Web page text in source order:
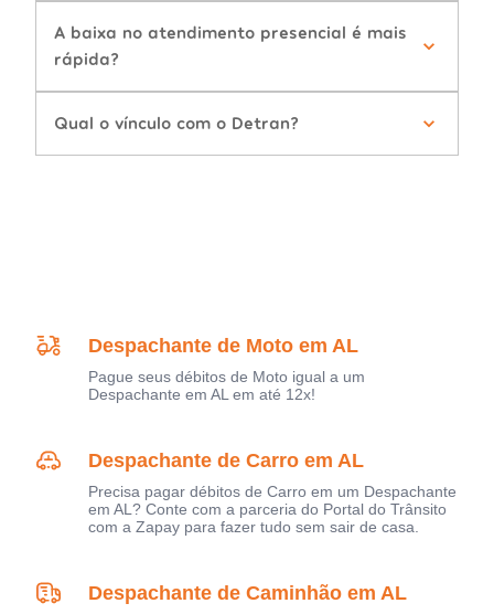
A baixa no atendimento presencial é mais
rápida?
Qual o vínculo com o Detran?
Despachante de Moto em AL
Pague seus débitos de Moto igual a um
Despachante em AL em até 12x!
Despachante de Carro em AL
Precisa pagar débitos de Carro em um Despachante
em AL? Conte com a parceria do Portal do Trânsito
com a Zapay para fazer tudo sem sair de casa.
Despachante de Caminhão em AL